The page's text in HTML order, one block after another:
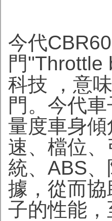
今代
門"Throttle
科技 ，意
門。今代
量度車身
速、檔位
統、ABS
據，從而
子的性能